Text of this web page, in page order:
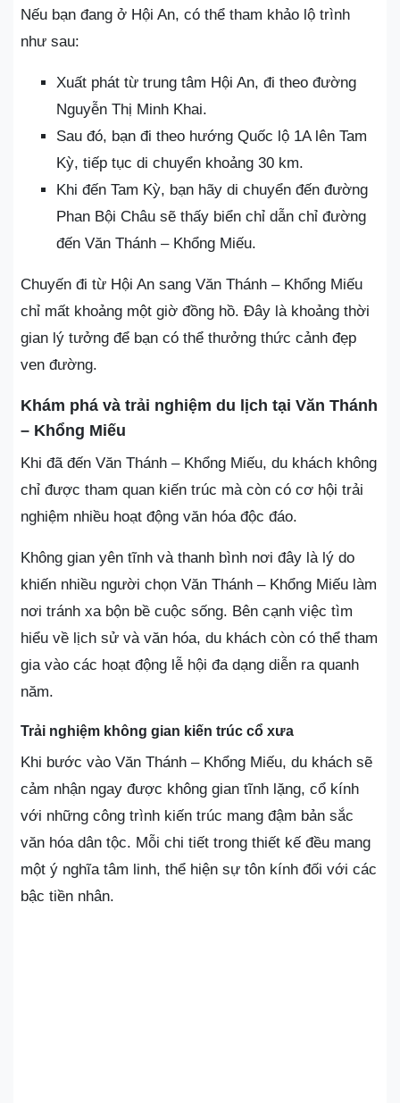
Nếu bạn đang ở Hội An, có thể tham khảo lộ trình
như sau:
Xuất phát từ trung tâm Hội An, đi theo đường
Nguyễn Thị Minh Khai.
Sau đó, bạn đi theo hướng Quốc lộ 1A lên Tam
Kỳ, tiếp tục di chuyển khoảng 30 km.
Khi đến Tam Kỳ, bạn hãy di chuyển đến đường
Phan Bội Châu sẽ thấy biển chỉ dẫn chỉ đường
đến Văn Thánh – Khổng Miếu.
Chuyến đi từ Hội An sang Văn Thánh – Khổng Miếu
chỉ mất khoảng một giờ đồng hồ. Đây là khoảng thời
gian lý tưởng để bạn có thể thưởng thức cảnh đẹp
ven đường.
Khám phá và trải nghiệm du lịch tại Văn Thánh
– Khổng Miếu
Khi đã đến Văn Thánh – Khổng Miếu, du khách không
chỉ được tham quan kiến trúc mà còn có cơ hội trải
nghiệm nhiều hoạt động văn hóa độc đáo.
Không gian yên tĩnh và thanh bình nơi đây là lý do
khiến nhiều người chọn Văn Thánh – Khổng Miếu làm
nơi tránh xa bộn bề cuộc sống. Bên cạnh việc tìm
hiểu về lịch sử và văn hóa, du khách còn có thể tham
gia vào các hoạt động lễ hội đa dạng diễn ra quanh
năm.
Trải nghiệm không gian kiến trúc cổ xưa
Khi bước vào Văn Thánh – Khổng Miếu, du khách sẽ
cảm nhận ngay được không gian tĩnh lặng, cổ kính
với những công trình kiến trúc mang đậm bản sắc
văn hóa dân tộc. Mỗi chi tiết trong thiết kế đều mang
một ý nghĩa tâm linh, thể hiện sự tôn kính đối với các
bậc tiền nhân.